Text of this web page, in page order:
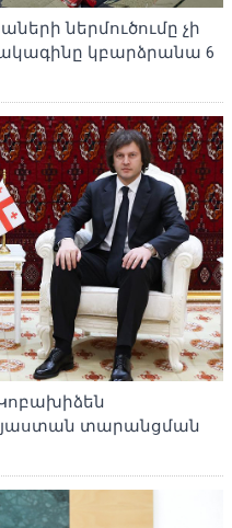
ներմուծումը չի
կբարձրանա 6
Կոբախիձեն
տարանցման